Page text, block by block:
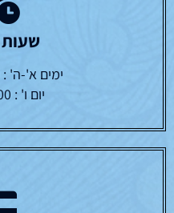
שעות
ימים א'-ה' : 14:00 - 19:00
יום ו' : 9:00 - 10:30